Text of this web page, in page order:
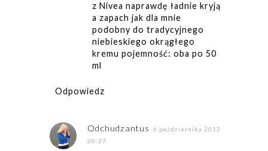
z Nivea naprawdę ładnie kryją
a zapach jak dla mnie
podobny do tradycyjnego
niebieskiego okrągłego
kremu pojemność: oba po 50
ml
Odpowiedz
Odchudzantus
6 października 2012
20:27